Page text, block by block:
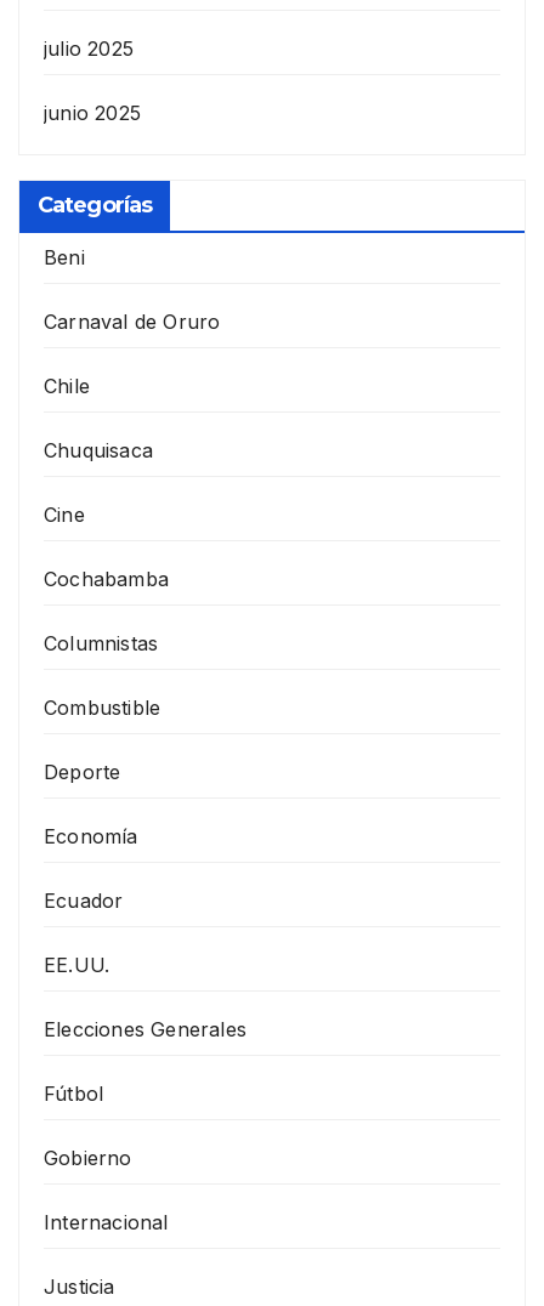
julio 2025
junio 2025
Categorías
Beni
Carnaval de Oruro
Chile
Chuquisaca
Cine
Cochabamba
Columnistas
Combustible
Deporte
Economía
Ecuador
EE.UU.
Elecciones Generales
Fútbol
Gobierno
Internacional
Justicia